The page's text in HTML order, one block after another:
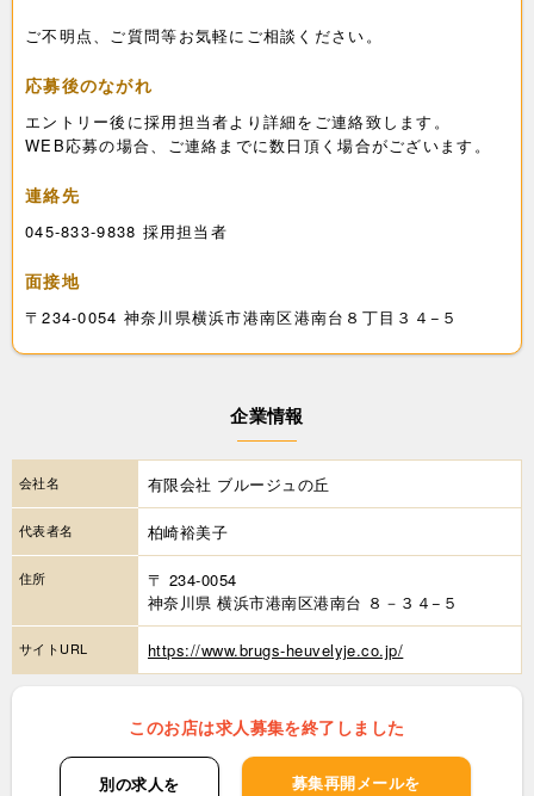
ご不明点、ご質問等お気軽にご相談ください。
応募後のながれ
エントリー後に採用担当者より詳細をご連絡致します。
WEB応募の場合、ご連絡までに数日頂く場合がございます。
連絡先
045-833-9838 採用担当者
面接地
〒234-0054 神奈川県横浜市港南区港南台８丁目３４−５
企業情報
会社名 有限会社 ブルージュの丘
代表者名 柏崎裕美子
住所
〒 234-0054
神奈川県 横浜市港南区港南台 ８－３４−５
サイトURL https://www.brugs-heuvelyje.co.jp/
このお店は求人募集を終了しました
別の求人を
募集再開メールを